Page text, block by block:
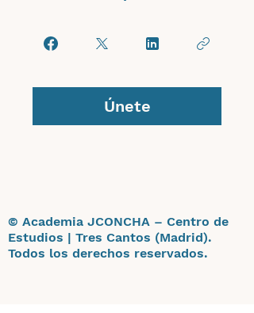
Únete
© Academia JCONCHA – Centro de
Estudios | Tres Cantos (Madrid).
Todos los derechos reservados.